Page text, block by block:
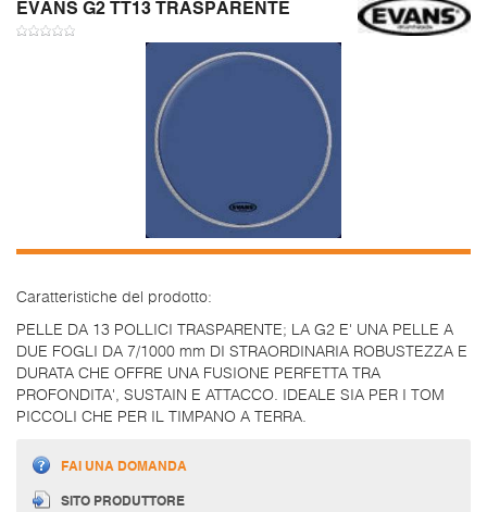
EVANS G2 TT13 TRASPARENTE
Caratteristiche del prodotto:
PELLE DA 13 POLLICI TRASPARENTE; LA G2 E' UNA PELLE A
DUE FOGLI DA 7/1000 mm DI STRAORDINARIA ROBUSTEZZA E
DURATA CHE OFFRE UNA FUSIONE PERFETTA TRA
PROFONDITA', SUSTAIN E ATTACCO. IDEALE SIA PER I TOM
PICCOLI CHE PER IL TIMPANO A TERRA.
FAI UNA DOMANDA
SITO PRODUTTORE